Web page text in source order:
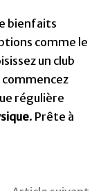
bienfaits
comme le
un club
commencez
régulière
. Prête à